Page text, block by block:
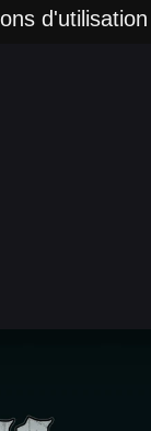
d'utilisation